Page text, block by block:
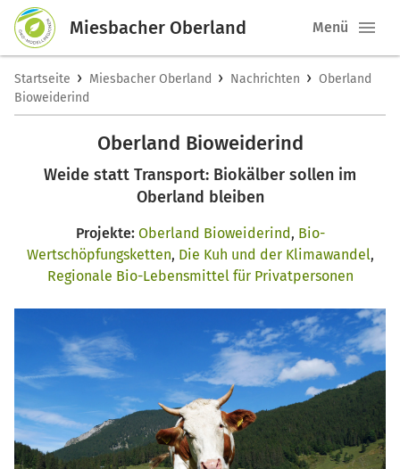
Miesbacher Oberland Menü
Startseite › Miesbacher Oberland › Nachrichten › Oberland
Bioweiderind
Oberland Bioweiderind
Weide statt Transport: Biokälber sollen im
Oberland bleiben
Projekte: Oberland Bioweiderind, Bio-
Wertschöpfungsketten, Die Kuh und der Klimawandel,
Regionale Bio-Lebensmittel für Privatpersonen